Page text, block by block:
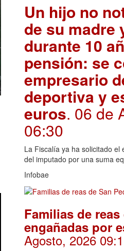
Un hijo no
de su madre
durante 10
pensión: se
empresario
deportiva y
euros. 06 de
06:30
La Fiscalía ya ha solicitado
del imputado por una suma
Infobae
Familias de
engañadas por
Agosto, 2026